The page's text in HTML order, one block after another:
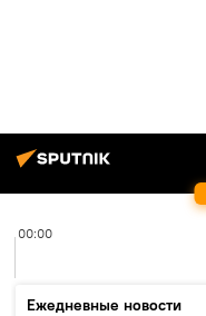
00:00
Ежедневные новости